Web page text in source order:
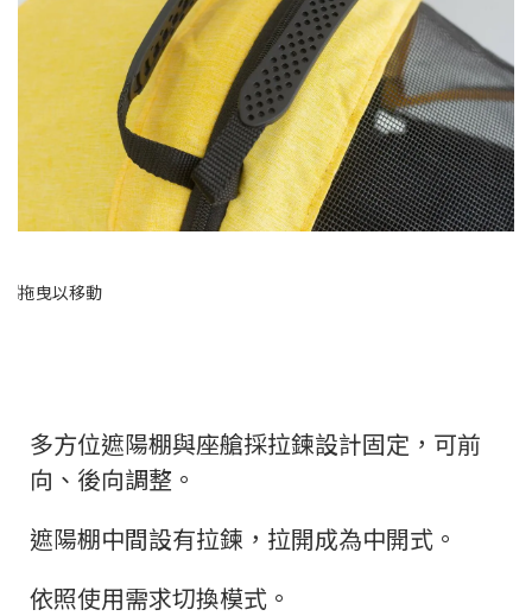
多方位遮陽棚與座艙採拉鍊設計固定，可前
向、後向調整。
遮陽棚中間設有拉鍊，拉開成為中開式。
依照使用需求切換模式。